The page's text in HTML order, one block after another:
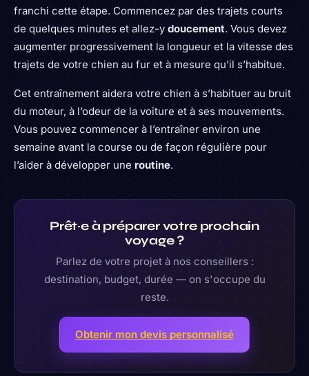
franchi cette étape. Commencez par des trajets courts
de quelques minutes et allez-y doucement. Vous devez
augmenter progressivement la longueur et la vitesse des
trajets de votre chien au fur et à mesure qu’il s’habitue.
Cet entraînement aidera votre chien à s’habituer au bruit
du moteur, à l’odeur de la voiture et à ses mouvements.
Vous pouvez commencer à l’entraîner environ une
semaine avant la course ou de façon régulière pour
l’aider à développer une routine.
Prêt·e à préparer votre prochain
voyage ?
Parlez de votre projet à nos conseillers :
destination, budget, durée — on s'occupe du
reste.
Obtenir mon devis personnalisé